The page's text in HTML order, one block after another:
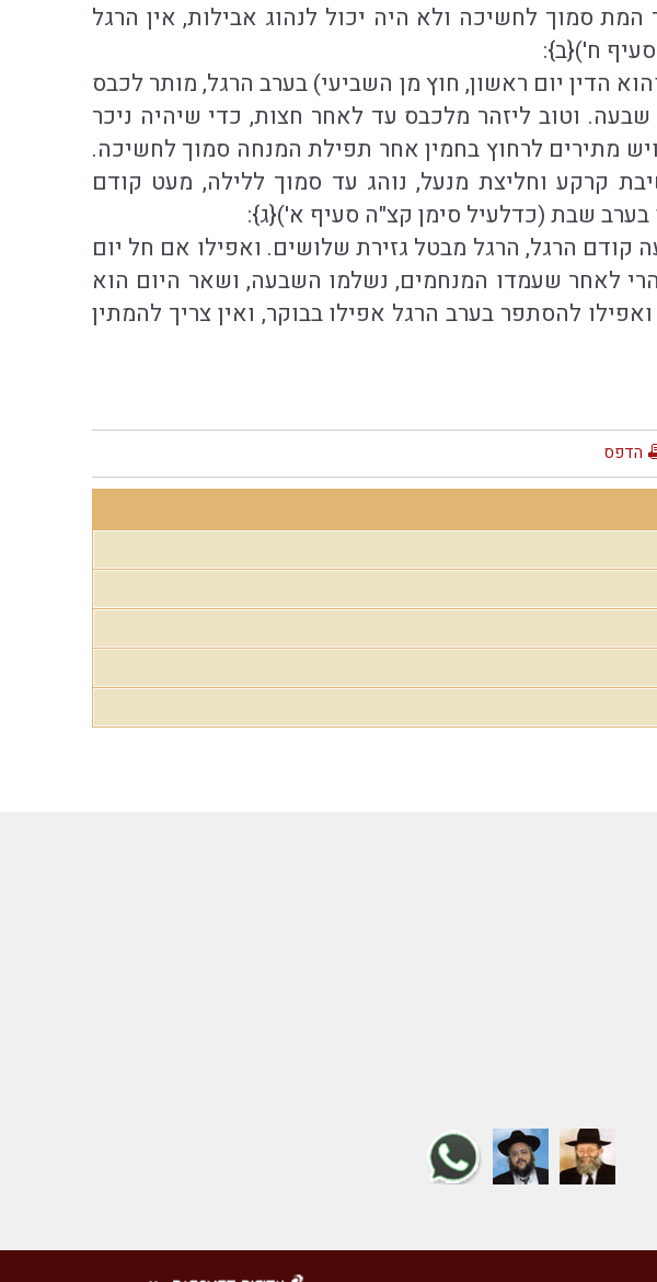
סמוך לחשיכה ולא היה יכול לנהוג אבילות, אין הרגל
סעיף ח'){ב}:
הדין יום ראשון, חוץ מן השביעי) בערב הרגל, מותר לכבס
וטוב ליזהר מלכבס עד לאחר חצות, כדי שיהיה ניכר
מתירים לרחוץ בחמין אחר תפילת המנחה סמוך לחשיכה.
קרקע וחליצת מנעל, נוהג עד סמוך ללילה, מעט קודם
שבת (כדלעיל סימן קצ"ה סעיף א'){ג}:
הרגל, הרגל מבטל גזירת שלושים. ואפילו אם חל יום
הרי לאחר שעמדו המנחמים, נשלמו השבעה, ושאר היום הוא
להסתפר בערב הרגל אפילו בבוקר, ואין צריך להמתין
הדפס